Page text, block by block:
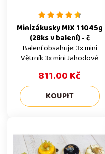
Minizákusky MIX 1 1045g
(28ks v balení) - č
Balení obsahuje: 3x mini
Větrník 3x mini Jahodové
potěšení 4x mini Indiánek
růžový 3x Košíček ovocný 3x
mini Míša 3x Košíček oříškový
3x mini Rumová koule 3x mini
Kokoska 3x mini Věneček
balení po 28 ks a uvedená
cena 729 Kč, je za celé balení.
811.00 Kč